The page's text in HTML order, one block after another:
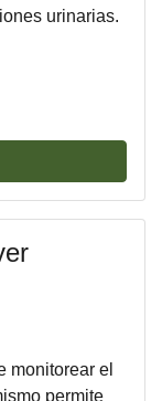
urinarias.
de
monitorear el
permite